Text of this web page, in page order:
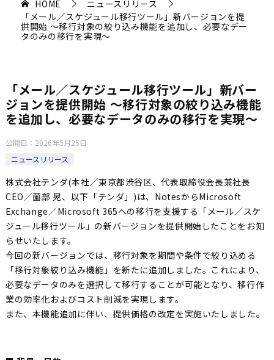
HOME
ニュースリリース
「メール／スケジュール移行ツール」新バージョンを提
供開始 ～移行対象の絞り込み機能を追加し、必要なデー
タのみの移行を実現～
「メール／スケジュール移行ツール」新バー
ジョンを提供開始 ～移行対象の絞り込み機能
を追加し、必要なデータのみの移行を実現～
公開日： 2026年5月25日
ニュースリリース
株式会社テンダ(本社／東京都渋谷区、代表取締役会長兼社長
CEO／薗部 晃、以下「テンダ」)は、NotesからMicrosoft
Exchange／Microsoft 365への移行を支援する「メール／スケ
ジュール移行ツール」の新バージョンを提供開始したことをお知
らせいたします。
今回の新バージョンでは、移行対象を期間や条件で絞り込める
「移行対象絞り込み機能」を新たに追加しました。これにより、
必要なデータのみを選択して移行することが可能となり、移行作
業の効率化およびコスト削減を実現します。
また、本機能追加に伴い、提供価格の改定を実施いたしました。